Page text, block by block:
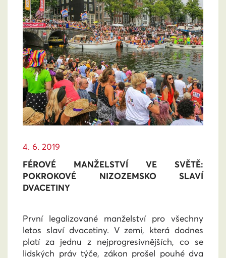
4. 6. 2019
FÉROVÉ MANŽELSTVÍ VE SVĚTĚ:
POKROKOVÉ NIZOZEMSKO SLAVÍ
DVACETINY
První legalizované manželství pro všechny
letos slaví dvacetiny. V zemi, která dodnes
platí za jednu z nejprogresivnějších, co se
lidských práv týče, zákon prošel pouhé dva